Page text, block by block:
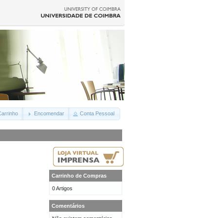
Encomendar Conta Pessoal
Carrinho de Compras
0 Artigos
Comentários